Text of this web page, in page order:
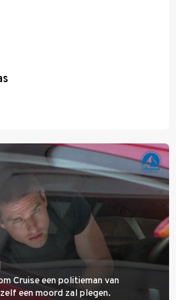
Cruise een politieman van
een moord zal plegen.